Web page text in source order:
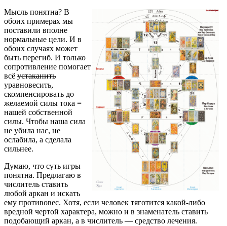
Мысль понятна? В
обоих примерах мы
поставили вполне
нормальные цели. И в
обоих случаях может
быть перегиб. И только
сопротивление помогает
всё устаканить
уравновесить,
скомпенсировать до
желаемой силы тока =
нашей собственной
силы. Чтобы наша сила
не убила нас, не
ослабила, а сделала
сильнее.
Думаю, что суть игры
понятна. Предлагаю в
числитель ставить
любой аркан и искать
ему противовес. Хотя, если человек тяготится какой-либо
вредной чертой характера, можно и в знаменатель ставить
подобающий аркан, а в числитель — средство лечения.